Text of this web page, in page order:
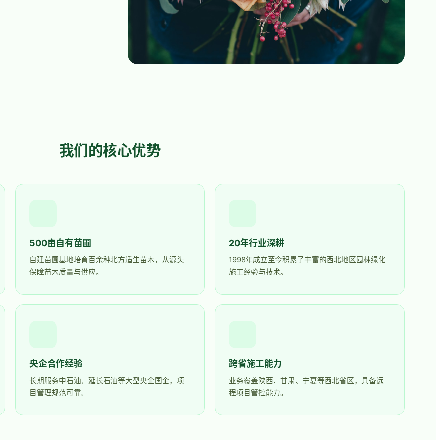
我们的核心优势
500亩自有苗圃
自建苗圃基地培育百余种北方适生苗木，从源头
保障苗木质量与供应。
20年行业深耕
1998年成立至今积累了丰富的西北地区园林绿化
施工经验与技术。
央企合作经验
长期服务中石油、延长石油等大型央企国企，项
目管理规范可靠。
跨省施工能力
业务覆盖陕西、甘肃、宁夏等西北省区，具备远
程项目管控能力。